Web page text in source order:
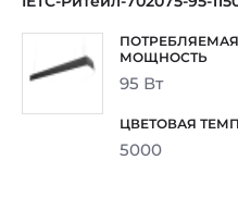
95 Вт
5000